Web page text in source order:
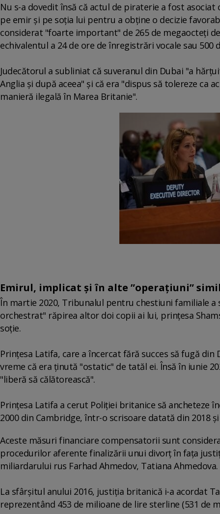
Nu s-a dovedit însă că actul de piraterie a fost
pe emir şi pe soţia lui pentru a obţine o decizie
considerat "foarte important" de 265 de megaocteţi
echivalentul a 24 de ore de înregistrări vocale sau 500
Judecătorul a subliniat că suveranul din Dubai "a
Anglia şi după aceea" şi că era "dispus să tolereze ca
manieră ilegală în Marea Britanie".
Emirul, implicat și în alte ”operațiuni”
În martie 2020, Tribunalul pentru chestiuni familiale
orchestrat" răpirea altor doi copii ai lui, prinţesa
soţie.
Prinţesa Latifa, care a încercat fără succes să fugă
vreme că era ţinută "ostatic" de tatăl ei. Însă în iunie
"liberă să călătorească".
Prinţesa Latifa a cerut Poliţiei britanice să ancheteze
2000 din Cambridge, într-o scrisoare datată din 2018
Aceste măsuri financiare compensatorii sunt
procedurilor aferente finalizării unui divorţ în faţa
miliardarului rus Farhad Ahmedov, Tatiana Ahmedova.
La sfârşitul anului 2016, justiţia britanică i-a acordat
reprezentând 453 de milioane de lire sterline (531 de